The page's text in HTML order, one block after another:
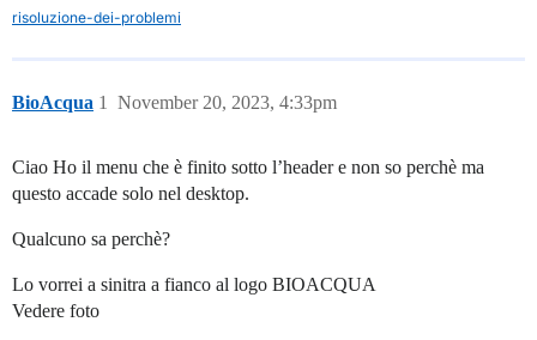
risoluzione-dei-problemi
BioAcqua November 20, 2023, 4:33pm
1
Ciao Ho il menu che è finito sotto l’header e non so perchè ma
questo accade solo nel desktop.
Qualcuno sa perchè?
Lo vorrei a sinitra a fianco al logo BIOACQUA
Vedere foto